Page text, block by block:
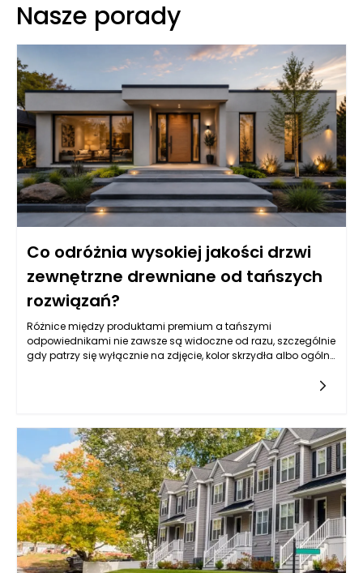
Nasze porady
Co odróżnia wysokiej jakości drzwi
zewnętrzne drewniane od tańszych
rozwiązań?
Różnice między produktami premium a tańszymi
odpowiednikami nie zawsze są widoczne od razu, szczególnie
gdy patrzy się wyłącznie na zdjęcie, kolor skrzydła albo ogólny
precyzji wykonania. Tańsze rozwiązania często kuszą niższą
ceną, jednak mogą oznaczać kompromisy w zakresie
trwałości, odporności na wilgoć, szczelności, jakości okuć czy
żywotności powłoki ochronnej. W praktyce drzwi wejściowe są
intensywnie eksploatowane każdego dnia, a jednocześnie
muszą radzić sobie z deszczem, mrozem, słońcem, zmianami
temperatury i naprężeniami wynikającymi z pracy materiału.
Dlatego najważniejsze jest spojrzenie na zakup w dłuższej
perspektywie. Produkt dobrej klasy nie tylko lepiej wygląda, ale
również dłużej zachowuje parametry użytkowe, wymaga mniej